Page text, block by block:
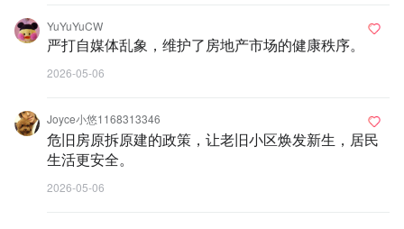
YuYuYuCW
严打自媒体乱象，维护了房地产市场的健康秩序。
2026-05-06
Joyce小悠1168313346
危旧房原拆原建的政策，让老旧小区焕发新生，居民
生活更安全。
2026-05-06